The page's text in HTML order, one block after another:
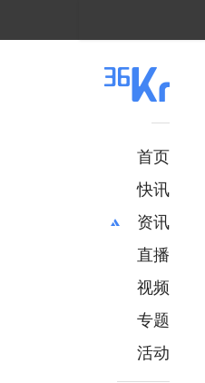
首页
快讯
资讯
推荐
财经
项目推荐
安徽
直播
视频
专题
活动